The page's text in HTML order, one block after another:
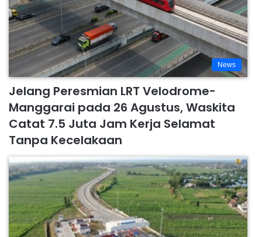
News
Jelang Peresmian LRT Velodrome-
Manggarai pada 26 Agustus, Waskita
Catat 7.5 Juta Jam Kerja Selamat
Tanpa Kecelakaan